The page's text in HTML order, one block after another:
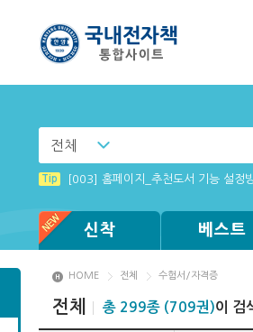
전체
Tip [003] 홈페이지_추천도서 기능 설정
신착 베스트
HOME 전체 수험서/자격증
전체 총 299종 (709권)이 검